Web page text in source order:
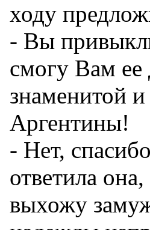
ходу
- Вы
смогу Вам ее
знаменитой
Аргентины!
- Нет,
ответила
выхожу